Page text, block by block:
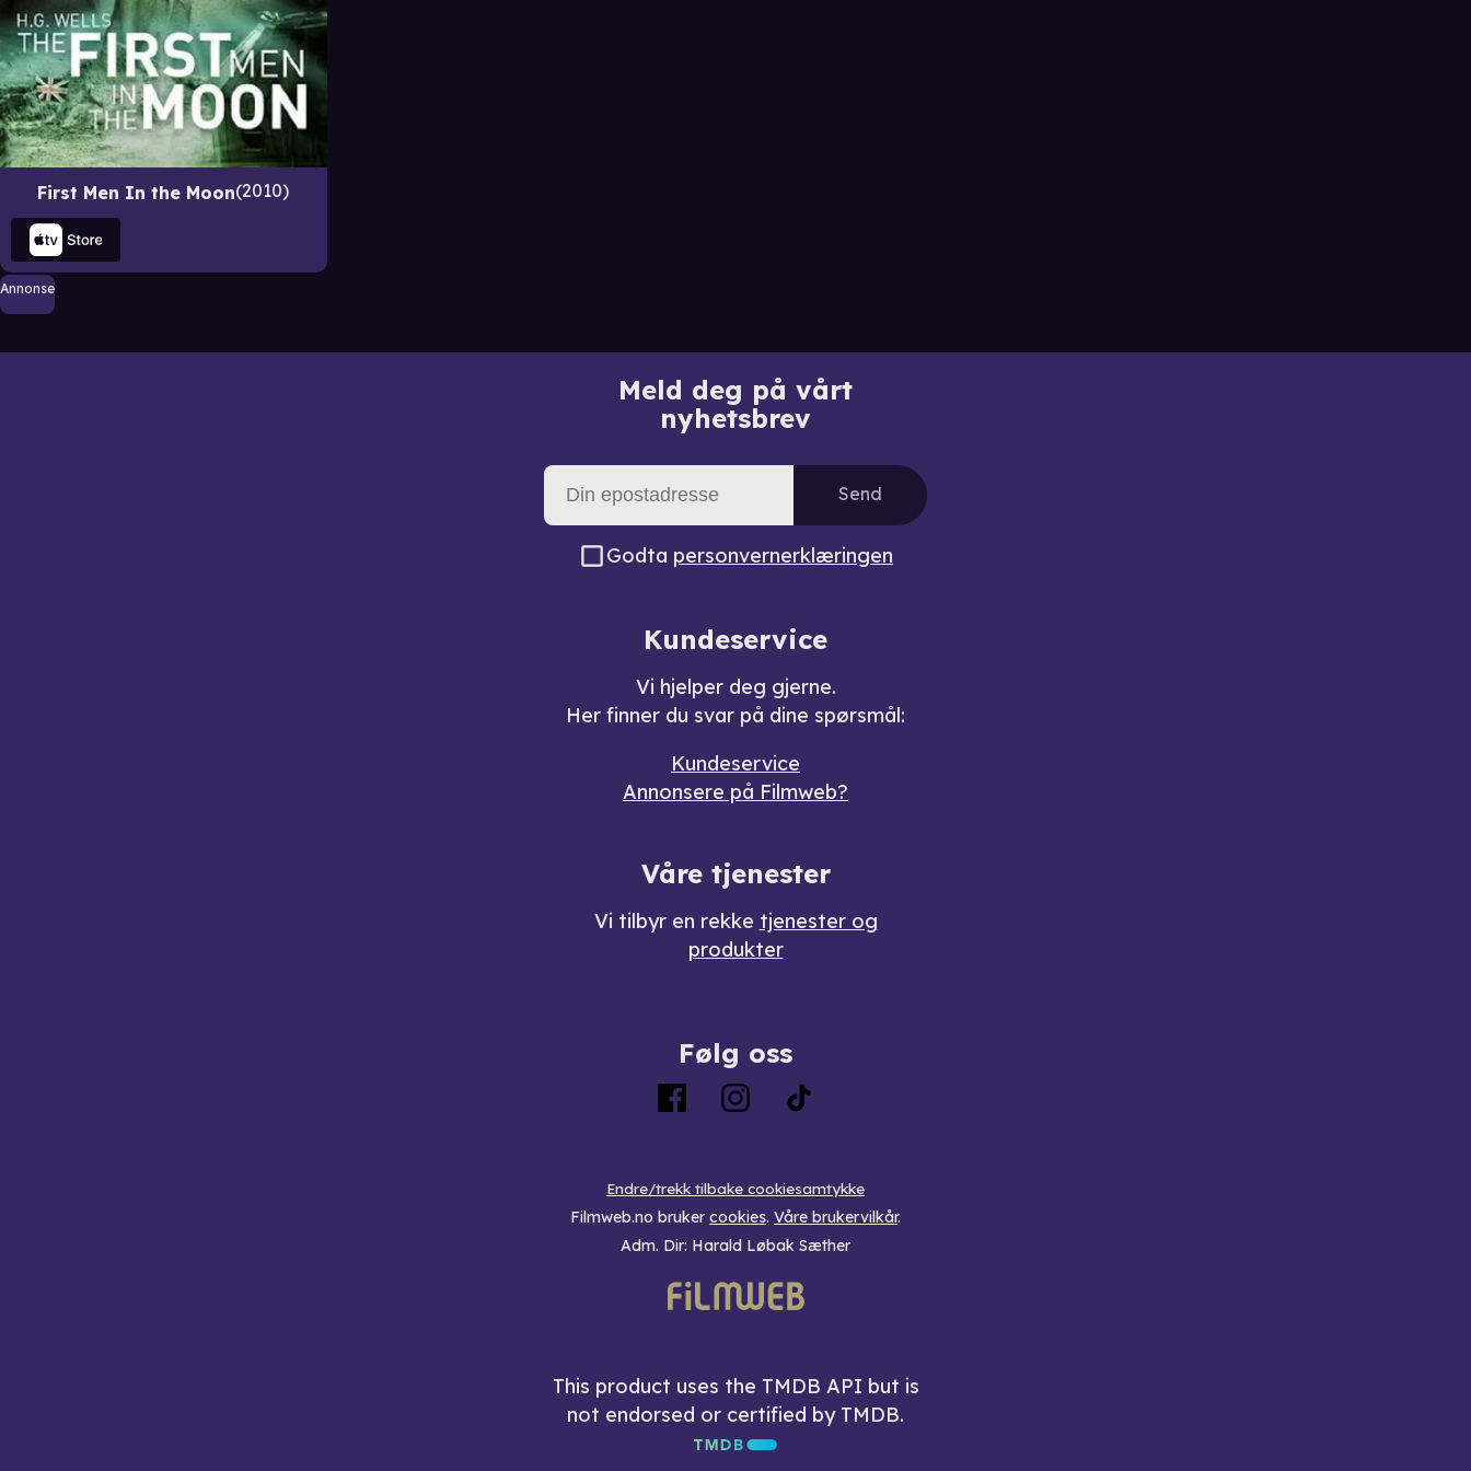
First Men In the Moon 2010
Annonse
Meld deg på vårt
nyhetsbrev
Send
Godta personvernerklæringen
Kundeservice
Vi hjelper deg gjerne.
Her finner du svar på dine spørsmål:
Kundeservice
Annonsere på Filmweb?
Våre tjenester
Vi tilbyr en rekke tjenester og
produkter
Følg oss
Endre/trekk tilbake cookiesamtykke
Filmweb.no bruker cookies. Våre brukervilkår.
Adm. Dir: Harald Løbak Sæther
This product uses the TMDB API but is
not endorsed or certified by TMDB.